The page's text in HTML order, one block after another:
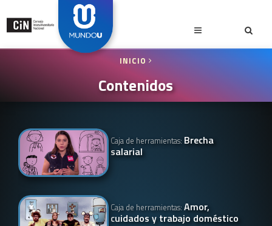
INICIO
Contenidos
Caja de herramientas: Brecha
salarial
Caja de herramientas:Amor,
cuidados y trabajo doméstico